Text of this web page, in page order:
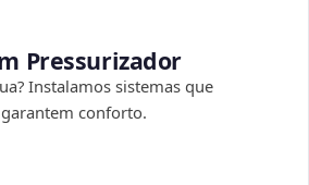
Pressurizador
Instalamos sistemas que
conforto.